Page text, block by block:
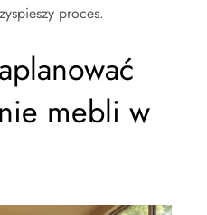
proces.
mebli w